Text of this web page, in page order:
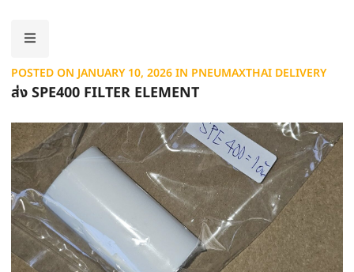
POSTED ON JANUARY 10, 2026IN PNEUMAXTHAI DELIVERY
ส่ง SPE400 FILTER ELEMENT